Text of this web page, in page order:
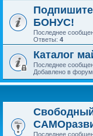
БОНУС!
Последнее
Ответы: 4
Каталог
Последнее
Добавлено в
Последнее